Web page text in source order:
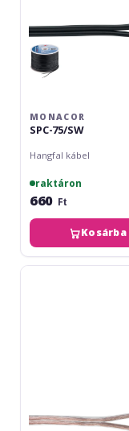
MONACOR
SPC-75/SW
Hangfal kábel
raktáron
660 Ft
Kosárba
Omnitronic